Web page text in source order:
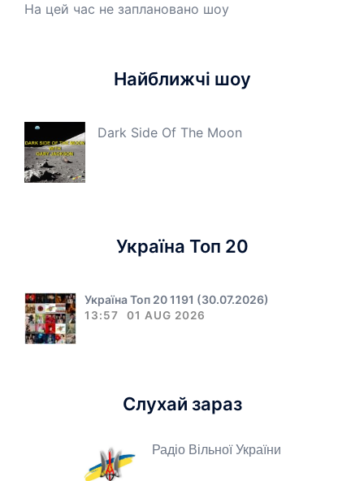
На цей час не заплановано шоу
Найближчі шоу
Dark Side Of The Moon
Україна Топ 20
Україна Топ 20 1191 (30.07.2026)
13:57 01 AUG 2026
Слухай зараз
Радіо Вільної України